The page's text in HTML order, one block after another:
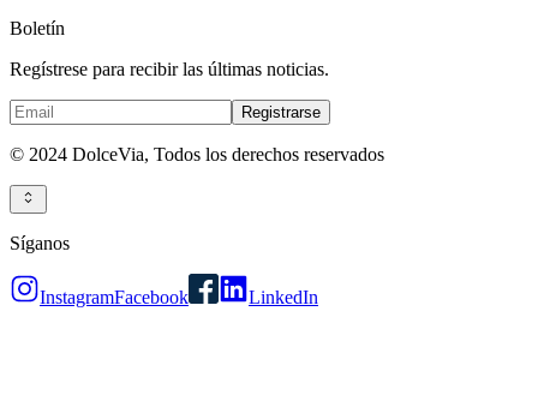
Boletín
Regístrese para recibir las últimas noticias.
Registrarse
© 2024 DolceVia, Todos los derechos reservados
Síganos
InstagramFacebook LinkedIn